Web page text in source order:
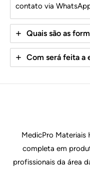
contato via
Quais são as
Com será feita a
MedicPro Materiais
completa em
profissionais da área